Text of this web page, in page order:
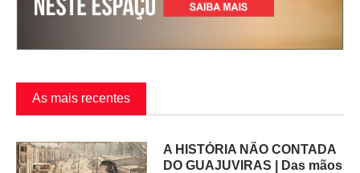
As mais recentes
A HISTÓRIA NÃO CONTADA
DO GUAJUVIRAS | Das mãos